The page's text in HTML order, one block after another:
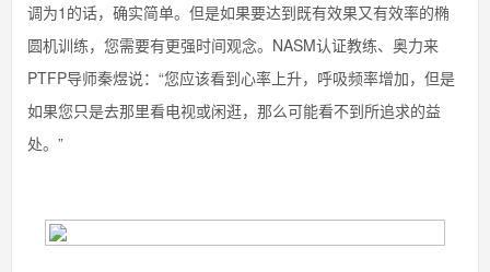
调为1的话，确实简单。但是如果要达到既有效果又有效率的椭
圆机训练，您需要有更强时间观念。NASM认证教练、奥力来
PTFP导师秦煜说：“您应该看到心率上升，呼吸频率增加，但是
如果您只是去那里看电视或闲逛，那么可能看不到所追求的益
处。”